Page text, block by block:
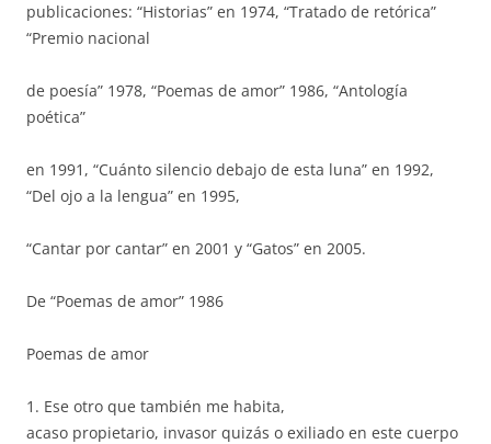
publicaciones: “Historias” en 1974, “Tratado de retórica”
“Premio nacional
de poesía” 1978, “Poemas de amor” 1986, “Antología
poética”
en 1991, “Cuánto silencio debajo de esta luna” en 1992,
“Del ojo a la lengua” en 1995,
“Cantar por cantar” en 2001 y “Gatos” en 2005.
De “Poemas de amor” 1986
Poemas de amor
1. Ese otro que también me habita,
acaso propietario, invasor quizás o exiliado en este cuerpo